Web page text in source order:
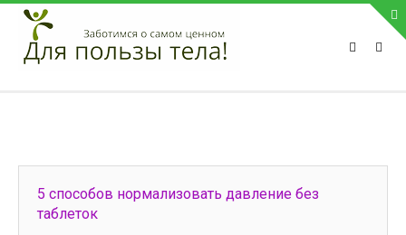
ПРИВЕТСТВУЕМ НА НАШЕМ САЙТЕ
Блок скоро обновится
СВЯЗЬ С АДМИНИСТРАЦИЕЙ САЙТА
5 способов нормализовать давление без
таблеток